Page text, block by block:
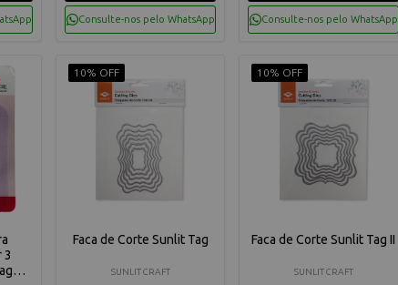
Consulte-nos pelo WhatsApp Consulte-nos pelo WhatsApp
3
10% OFF
Faca de Corte Sunlit Tag
SUNLIT CRAFT
10% OFF
Faca de Corte Sunlit Tag II
SUNLIT CRAFT